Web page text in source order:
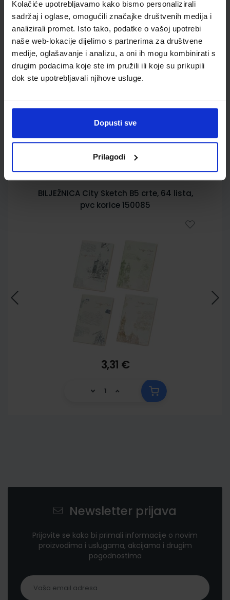
Kolačiće upotrebljavamo kako bismo personalizirali
sadržaj i oglase, omogućili značajke društvenih medija i
analizirali promet. Isto tako, podatke o vašoj upotrebi
naše web-lokacije dijelimo s partnerima za društvene
medije, oglašavanje i analizu, a oni ih mogu kombinirati s
drugim podacima koje ste im pružili ili koje su prikupili
dok ste upotrebljavali njihove usluge.
Dopusti sve
Prilagodi
Izdvajamo iz ponude
Ruksaci
Torbe
BILJEŽNICA City Sketch B5 crte, 64 lista,
pvc korice 150085
3,31 €
Newsletter prijava
Prijavite se kako bi primali informacije o novim
proizvodima i uslugama, akcijama i drugim
pogodnostima